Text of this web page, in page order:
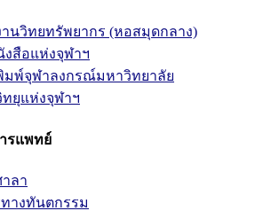
นวิทยทรัพยากร (หอสมุดกลาง)
สือแห่งจุฬาฯ
มพ์จุฬาลงกรณ์มหาวิทยาลัย
ยุแห่งจุฬาฯ
รแพทย์
ลา
างทันตกรรม